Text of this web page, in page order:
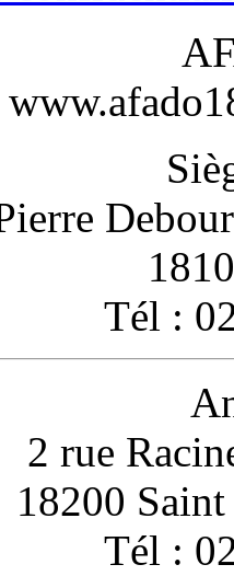
Tél :
2 rue
18200
Tél :